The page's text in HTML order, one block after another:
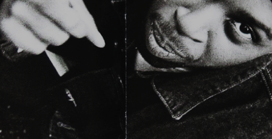
2PAC
38 SPESH
50 CENT
6LACK
ACTION BRONSON
AESOP ROCK
ALICIA KEYS
AMINÉ